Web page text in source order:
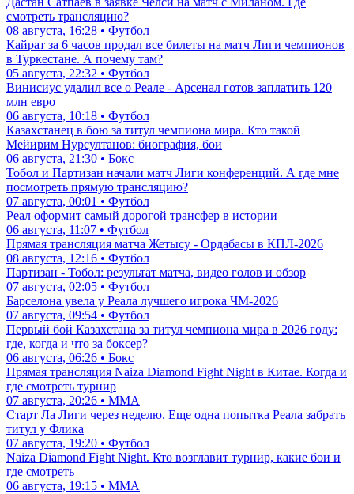
смотреть трансляцию?
08 августа, 16:28 • Футбол
Кайрат за 6 часов продал все билеты на матч Лиги чемпионов
в Туркестане. А почему там?
05 августа, 22:32 • Футбол
Винисиус удалил все о Реале - Арсенал готов заплатить 120
млн евро
06 августа, 10:18 • Футбол
Казахстанец в бою за титул чемпиона мира. Кто такой
Мейирим Нурсултанов: биография, бои
06 августа, 21:30 • Бокс
Тобол и Партизан начали матч Лиги конференций. А где мне
посмотреть прямую трансляцию?
07 августа, 00:01 • Футбол
Реал оформит самый дорогой трансфер в истории
06 августа, 11:07 • Футбол
Прямая трансляция матча Жетысу - Ордабасы в КПЛ-2026
08 августа, 12:16 • Футбол
Партизан - Тобол: результат матча, видео голов и обзор
07 августа, 02:05 • Футбол
Барселона увела у Реала лучшего игрока ЧМ-2026
07 августа, 09:54 • Футбол
Первый бой Казахстана за титул чемпиона мира в 2026 году:
где, когда и что за боксер?
06 августа, 06:26 • Бокс
Прямая трансляция Naiza Diamond Fight Night в Китае. Когда и
где смотреть турнир
07 августа, 20:26 • ММА
Старт Ла Лиги через неделю. Еще одна попытка Реала забрать
титул у Флика
07 августа, 19:20 • Футбол
Naiza Diamond Fight Night. Кто возглавит турнир, какие бои и
где смотреть
06 августа, 19:15 • ММА